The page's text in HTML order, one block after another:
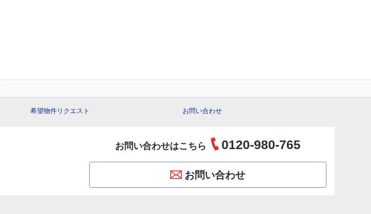
希望物件リクエスト お問い合わせ
お問い合わせはこちら 0120-980-765
お問い合わせ